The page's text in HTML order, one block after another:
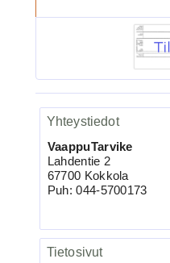
Yhteystiedot
VaappuTarvike
Lahdentie 2
67700 Kokkola
Puh: 044-5700173
Tietosivut